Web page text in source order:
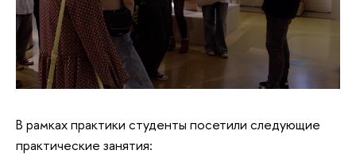
В рамках практики студенты посетили следующие
практические занятия: